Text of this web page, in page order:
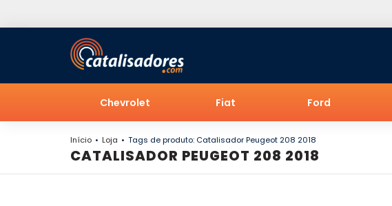
Chevrolet Fiat Ford
Início Loja Tags de produto: Catalisador Peugeot 208 2018
CATALISADOR PEUGEOT 208 2018